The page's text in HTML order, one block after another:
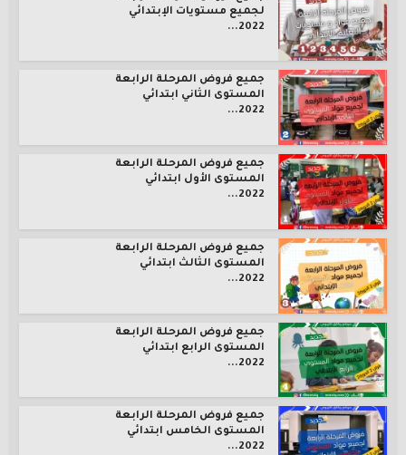
لجميع مستويات الإبتدائي
2022...
جميع فروض المرحلة الرابعة
المستوى الثاني ابتدائي
2022...
جميع فروض المرحلة الرابعة
المستوى الأول ابتدائي
2022...
جميع فروض المرحلة الرابعة
المستوى الثالث ابتدائي
2022...
جميع فروض المرحلة الرابعة
المستوى الرابع ابتدائي
2022...
جميع فروض المرحلة الرابعة
المستوى الخامس ابتدائي
2022...